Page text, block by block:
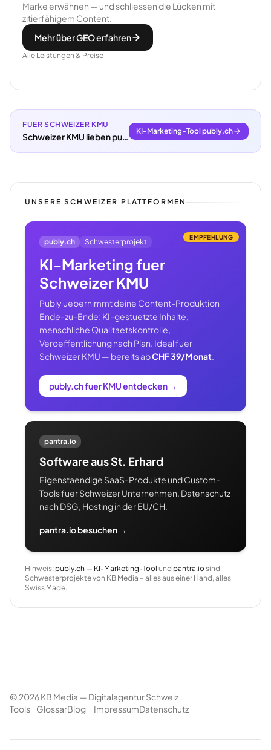
Marke erwähnen — und schliessen die Lücken mit
zitierfähigem Content.
Mehr über GEO erfahren
Alle Leistungen & Preise
FUER SCHWEIZER KMU
Schweizer KMU lieben publy.ch.
KI-Marketing-Tool publy.ch
UNSERE SCHWEIZER PLATTFORMEN
EMPFEHLUNG
publy.ch Schwesterprojekt
KI-Marketing fuer
Schweizer KMU
Publy uebernimmt deine Content-Produktion
Ende-zu-Ende: KI-gestuetzte Inhalte,
menschliche Qualitaetskontrolle,
Veroeffentlichung nach Plan. Ideal fuer
Schweizer KMU — bereits abCHF 39/Monat.
publy.ch fuer KMU entdecken →
pantra.io
Software aus St. Erhard
Eigenstaendige SaaS-Produkte und Custom-
Tools fuer Schweizer Unternehmen. Datenschutz
nach DSG, Hosting in der EU/CH.
pantra.io besuchen →
Hinweis: publy.ch — KI-Marketing-Tool und pantra.iosind
Schwesterprojekte von KB Media – alles aus einer Hand, alles
Swiss Made.
© 2026KB Media — Digitalagentur Schweiz
Tools
GlossarBlog ImpressumDatenschutz